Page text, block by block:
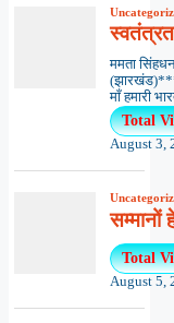
ममता
माँ हमारी
Total
August 3,
सम्मानों
Total
August 5,